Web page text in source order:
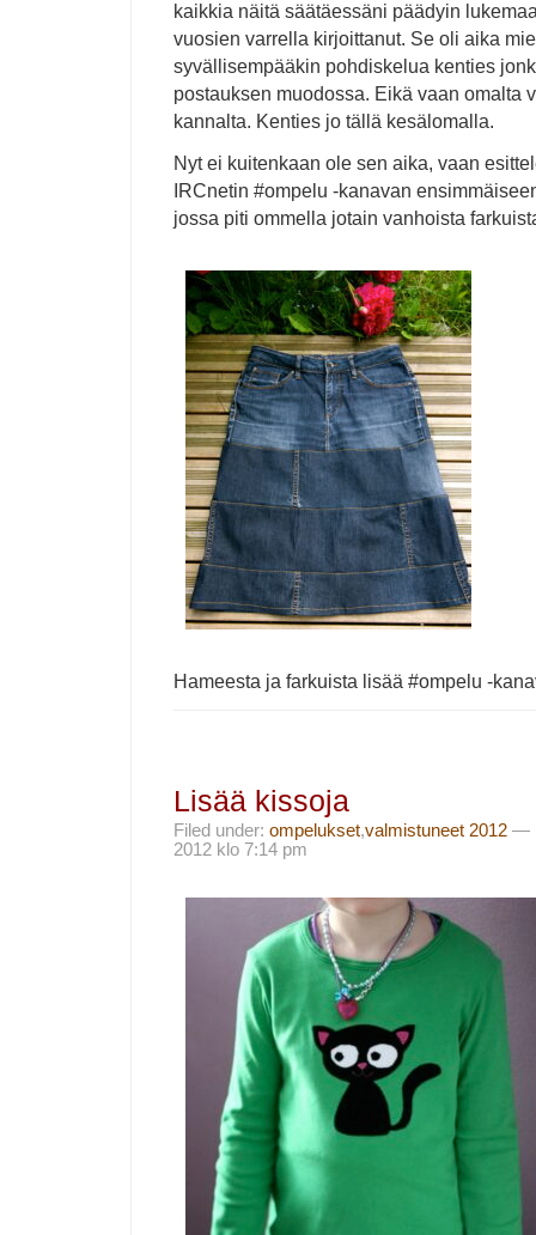
kaikkia näitä säätäessäni päädyin
vuosien varrella kirjoittanut. Se oli aika
syvällisempääkin pohdiskelua kenties
postauksen muodossa. Eikä vaan omalta
kannalta. Kenties jo tällä kesälomalla.
Nyt ei kuitenkaan ole sen aika, vaan
IRCnetin #ompelu -kanavan
jossa piti ommella jotain vanhoista
Hameesta ja farkuista lisää #ompelu -
Lisää kissoja
Filed under: ompelukset,valmistuneet 2012 —
2012 klo 7:14 pm